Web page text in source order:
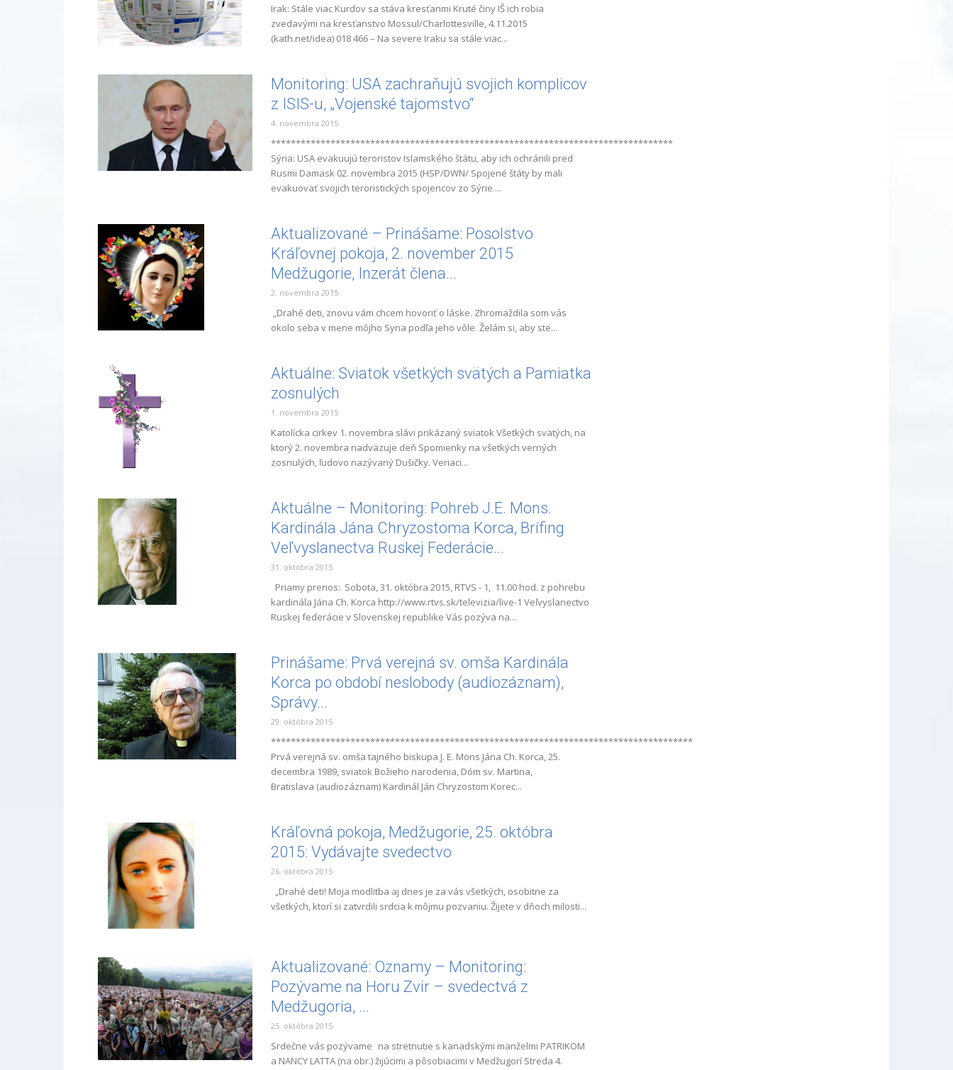
Irak: Stále viac Kurdov sa stáva kresťanmi Kruté činy IŠ ich robia
zvedavými na kresťanstvo Mossul/Charlottesville, 4.11.2015
(kath.net/idea) 018 466 – Na severe Iraku sa stále viac...
Monitoring: USA zachraňujú svojich komplicov
z ISIS-u, „Vojenské tajomstvo“
4. novembra 2015
*********************************************************************************
Sýria: USA evakuujú teroristov Islamského štátu, aby ich ochránili pred
Rusmi Damask 02. novembra 2015 (HSP/DWN/ Spojené štáty by mali
evakuovať svojich teroristických spojencov zo Sýrie....
Aktualizované – Prinášame: Posolstvo
Kráľovnej pokoja, 2. november 2015
Medžugorie, Inzerát člena...
2. novembra 2015
„Drahé deti, znovu vám chcem hovoriť o láske. Zhromaždila som vás
okolo seba v mene môjho Syna podľa jeho vôle. Želám si, aby ste...
Aktuálne: Sviatok všetkých svätých a Pamiatka
zosnulých
1. novembra 2015
Katolícka cirkev 1. novembra slávi prikázaný sviatok Všetkých svätých, na
ktorý 2. novembra nadväzuje deň Spomienky na všetkých verných
zosnulých, ľudovo nazývaný Dušičky. Veriaci...
Aktuálne – Monitoring: Pohreb J.E. Mons.
Kardinála Jána Chryzostoma Korca, Brífing
Veľvyslanectva Ruskej Federácie...
31. októbra 2015
Priamy prenos: Sobota, 31. októbra 2015, RTVS - 1, 11.00 hod. z pohrebu
kardinála Jána Ch. Korca http://www.rtvs.sk/televizia/live-1 Veľvyslanectvo
Ruskej federácie v Slovenskej republike Vás pozýva na...
Prinášame: Prvá verejná sv. omša Kardinála
Korca po období neslobody (audiozáznam),
Správy...
29. októbra 2015
*************************************************************************************
Prvá verejná sv. omša tajného biskupa J. E. Mons Jána Ch. Korca, 25.
decembra 1989, sviatok Božieho narodenia, Dóm sv. Martina,
Bratislava (audiozáznam) Kardinál Ján Chryzostom Korec...
Kráľovná pokoja, Medžugorie, 25. októbra
2015: Vydávajte svedectvo
26. októbra 2015
„Drahé deti! Moja modlitba aj dnes je za vás všetkých, osobitne za
všetkých, ktorí si zatvrdili srdcia k môjmu pozvaniu. Žijete v dňoch milosti...
Aktualizované: Oznamy – Monitoring:
Pozývame na Horu Zvir – svedectvá z
Medžugoria, ...
25. októbra 2015
Srdečne vás pozývame na stretnutie s kanadskými manželmi PATRIKOM
a NANCY LATTA (na obr.) žijúcimi a pôsobiacimi v Medžugorí Streda 4.